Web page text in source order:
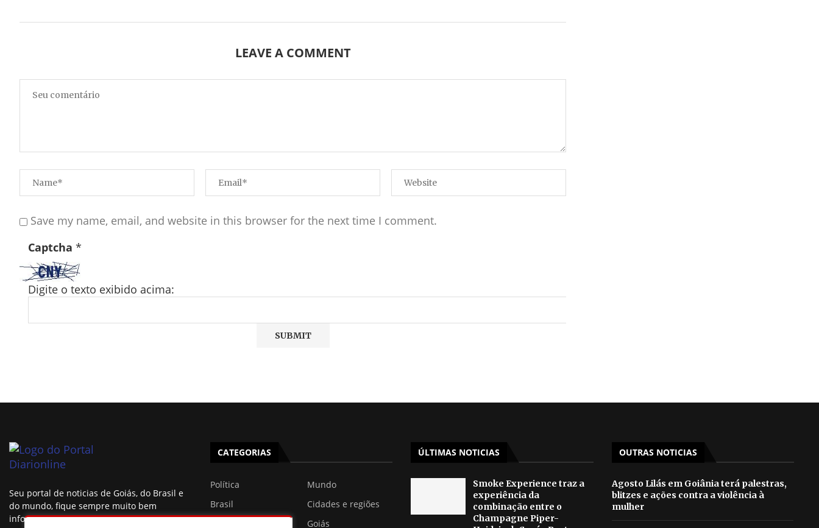
LEAVE A COMMENT
Save my name, email, and website in this browser for the next time I comment.
Captcha *
Digite o texto exibido acima:
Seu portal de noticias de Goiás, do Brasil e
do mundo, fique sempre muito bem
informado.
CATEGORIAS
Política
Mundo
Brasil
Cidades e regiões
Goiás
ÚLTIMAS NOTICIAS
Smoke Experience traz a
experiência da
combinação entre o
Champagne Piper-
OUTRAS NOTICIAS
Agosto Lilás em Goiânia terá palestras,
blitzes e ações contra a violência à
mulher